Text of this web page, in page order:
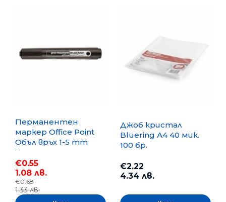
Перманентен
маркер Office Point
Объл връх 1-5 mm
Черен
€0.55
1.08 лв.
€0.68
1.33 лв.
Джоб кристал
Bluering А4 40 мик.
100 бр.
€2.22
4.34 лв.